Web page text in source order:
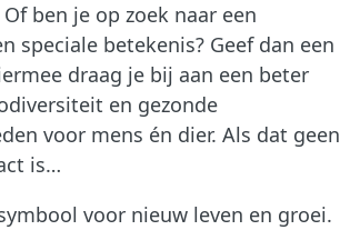
ben je op zoek naar een
speciale betekenis? Geef dan een
draag je bij aan een beter
en gezonde
voor mens én dier. Als dat geen
is…
voor nieuw leven en groei.